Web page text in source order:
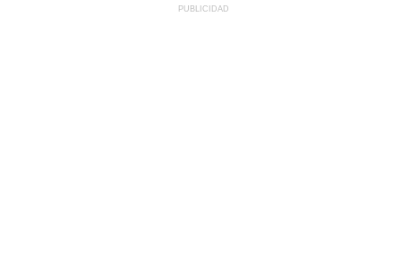
PUBLICIDAD